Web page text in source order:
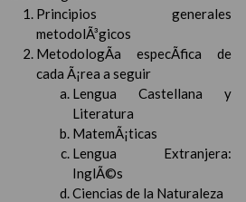
Principios generales
metodolÃ³gicos
MetodologÃ­a especÃ­fica de
cada Ã¡rea a seguir
Lengua Castellana y
Literatura
MatemÃ¡ticas
Lengua Extranjera:
InglÃ©s
Ciencias de la Naturaleza